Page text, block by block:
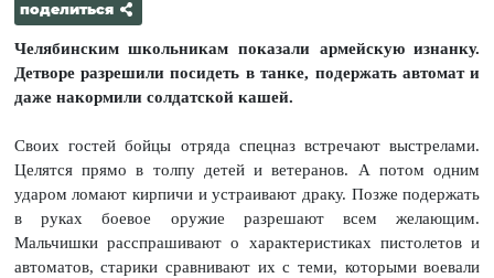
поделиться
Челябинским школьникам показали армейскую изнанку.
Детворе разрешили посидеть в танке, подержать автомат и
даже накормили солдатской кашей.
Своих гостей бойцы отряда спецназ встречают выстрелами.
Целятся прямо в толпу детей и ветеранов. А потом одним
ударом ломают кирпичи и устраивают драку. Позже подержать
в руках боевое оружие разрешают всем желающим.
Мальчишки расспрашивают о характеристиках пистолетов и
автоматов, старики сравнивают их с теми, которыми воевали